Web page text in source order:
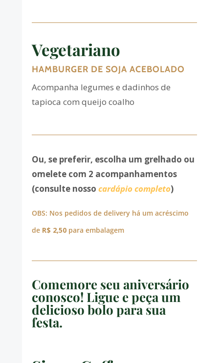
Vegetariano
HAMBURGER DE SOJA ACEBOLADO
Acompanha legumes e dadinhos de
tapioca com queijo coalho
Ou, se preferir, escolha um grelhado ou
omelete com 2 acompanhamentos
(consulte nosso cardápio completo)
OBS: Nos pedidos de delivery há um acréscimo
de R$ 2,50para embalagem
Comemore seu aniversário
conosco! Ligue e peça um
delicioso bolo para sua
festa.